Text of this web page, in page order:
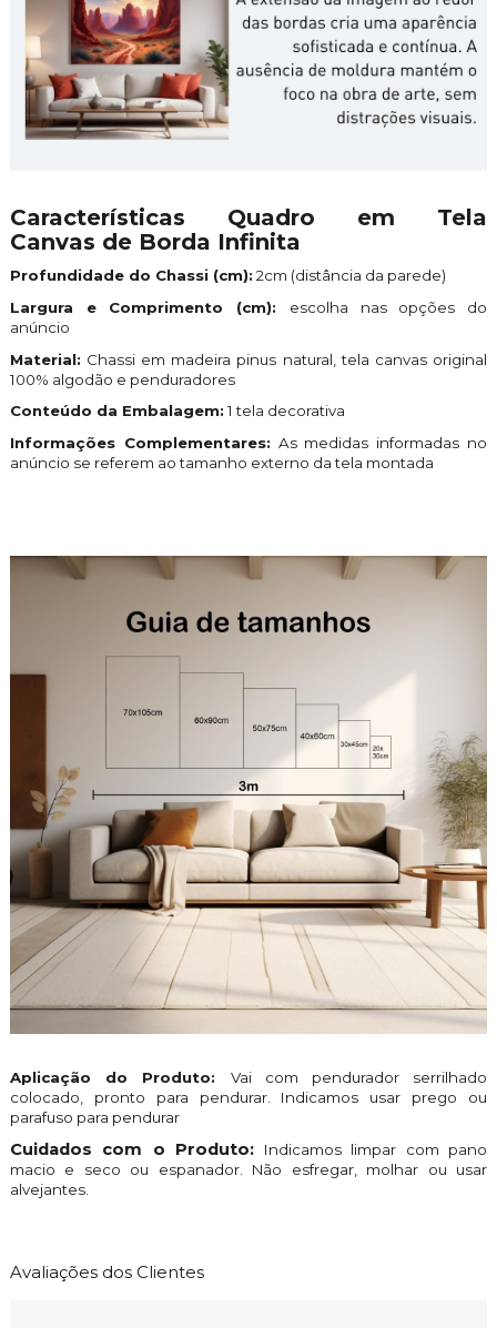
Características Quadro em Tela
Canvas de Borda Infinita
Profundidade do Chassi (cm): 2cm (distância da parede)
Largura e Comprimento (cm):
escolha nas opções do
anúncio
Material: Chassi em madeira pinus natural, tela canvas original
100% algodão e penduradores
Conteúdo da Embalagem:1 tela decorativa
Informações Complementares: As medidas informadas no
anúncio se referem ao tamanho externo da tela montada
Aplicação do Produto: Vai com pendurador serrilhado
colocado, pronto para pendurar. Indicamos usar prego ou
parafuso para pendurar
Cuidados com o Produto:
Indicamos limpar com pano
macio e seco ou espanador. Não esfregar, molhar ou usar
alvejantes.
Avaliações dos Clientes